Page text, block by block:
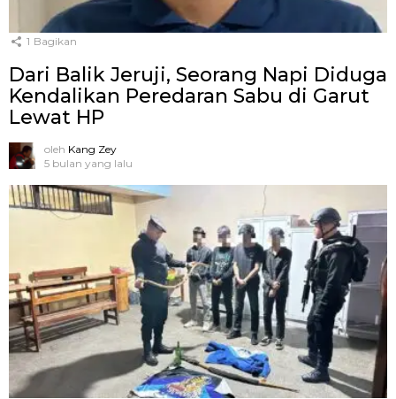
1 Bagikan
Dari Balik Jeruji, Seorang Napi Diduga
Kendalikan Peredaran Sabu di Garut
Lewat HP
oleh Kang Zey
5 bulan yang lalu